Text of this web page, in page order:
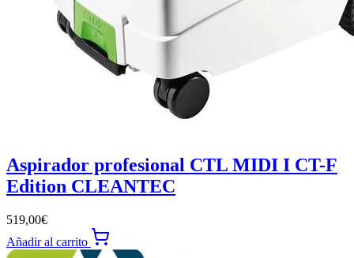
Aspirador profesional CTL MIDI I CT-F
Edition CLEANTEC
519,00€
Añadir al carrito